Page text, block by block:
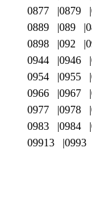
0877
0879
0889
089
0898
092
0944
0946
0954
0955
0966
0967
0977
0978
0983
0984
09913
0993